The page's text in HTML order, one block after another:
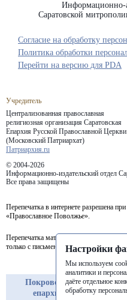
Информационно-
Саратовской
Учредитель
Централизованная православная
религиозная организация Саратовская
Епархия Русской Православной Церкви
(Московский Патриархат)
Патриархия.ru
© 2004-2026
Информационно-издательский отдел
Все права защищены
Согласие на обработку
Политика обработки
Перепечатка в интернете разрешена
«Православное Поволжье».
Перепечатка материалов портала в
только с письменного разрешения
Покровская
епархия
Перейти на версию для PDA
Настройки
Мы используем
аналитики и
даёте отдельное
обработку